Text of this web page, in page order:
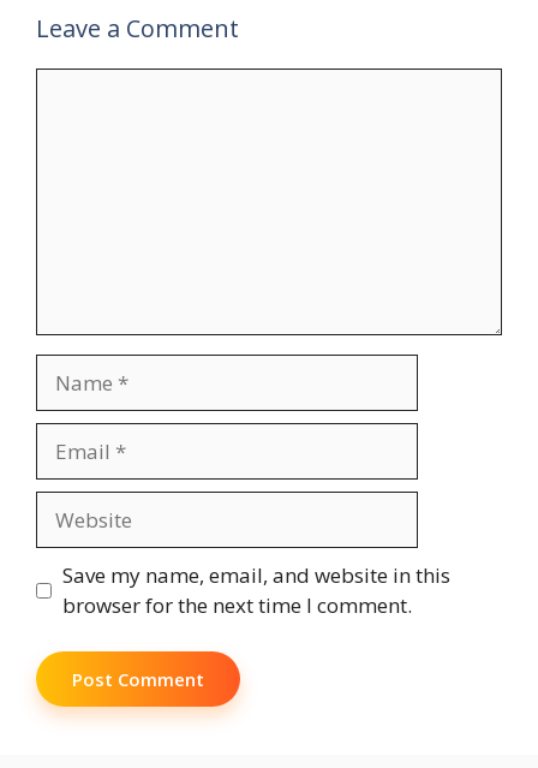
Leave a Comment
Save my name, email, and website in this
browser for the next time I comment.